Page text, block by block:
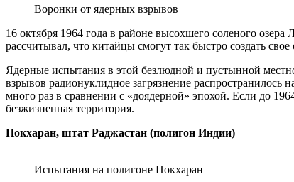
Воронки от ядерных взрывов
16 октября 1964 года в районе высохшего соленого
рассчитывал, что китайцы смогут так быстро создать
Ядерные испытания в этой безлюдной и пустынной
взрывов радионуклидное загрязнение
много раз в сравнении с «доядерной» эпохой. Если до
безжизненная территория.
Покхаран, штат Раджастан (полигон Индии)
Испытания на полигоне Покхаран